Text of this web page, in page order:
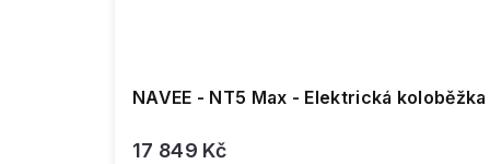
NAVEE - NT5 Max - Elektrická koloběžka
17 849 Kč